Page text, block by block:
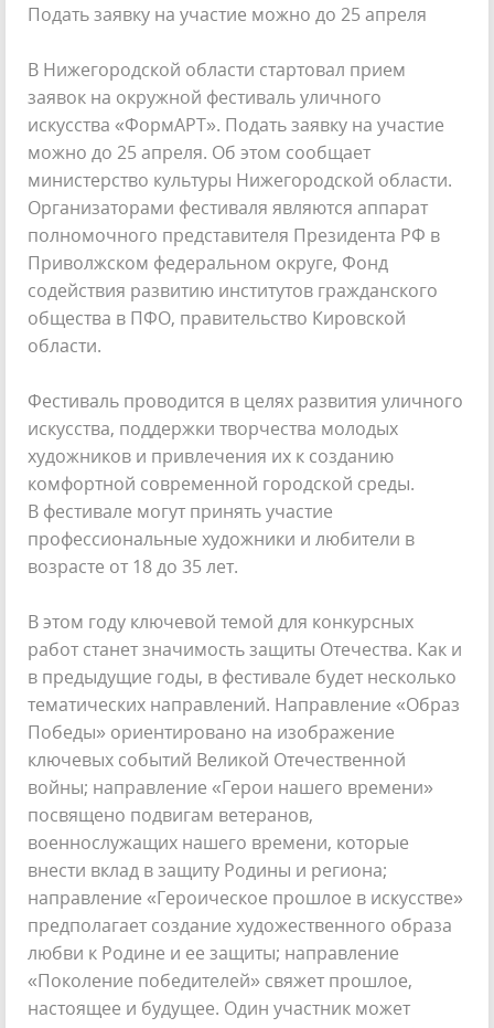
Подать заявку на участие можно до 25 апреля
В Нижегородской области стартовал прием
заявок на окружной фестиваль уличного
искусства «ФормАРТ». Подать заявку на участие
можно до 25 апреля. Об этом сообщает
министерство культуры Нижегородской области.
Организаторами фестиваля являются аппарат
полномочного представителя Президента РФ в
Приволжском федеральном округе, Фонд
содействия развитию институтов гражданского
общества в ПФО, правительство Кировской
области.
Фестиваль проводится в целях развития уличного
искусства, поддержки творчества молодых
художников и привлечения их к созданию
комфортной современной городской среды.
В фестивале могут принять участие
профессиональные художники и любители в
возрасте от 18 до 35 лет.
В этом году ключевой темой для конкурсных
работ станет значимость защиты Отечества. Как и
в предыдущие годы, в фестивале будет несколько
тематических направлений. Направление «Образ
Победы» ориентировано на изображение
ключевых событий Великой Отечественной
войны; направление «Герои нашего времени»
посвящено подвигам ветеранов,
военнослужащих нашего времени, которые
внести вклад в защиту Родины и региона;
направление «Героическое прошлое в искусстве»
предполагает создание художественного образа
любви к Родине и ее защиты; направление
«Поколение победителей» свяжет прошлое,
настоящее и будущее. Один участник может